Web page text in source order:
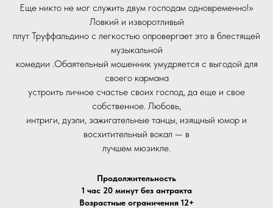
Еще никто не мог служить двум господам одновременно!»
Ловкий и изворотливый
плут Труффальдино с легкостью опровергает это в блестящей
музыкальной
комедии .Обаятельный мошенник умудряется с выгодой для
своего кармана
устроить личное счастье своих господ, да еще и свое
собственное. Любовь,
интриги, дуэли, зажигательные танцы, изящный юмор и
восхитительный вокал — в
лучшем мюзикле.
Продолжительность
1 час 20 минут без антракта
Возрастные ограничения 12+